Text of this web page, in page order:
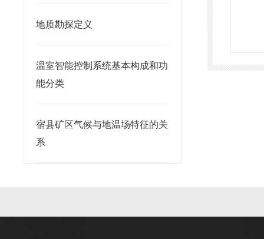
地质勘探定义
温室智能控制系统基本构成和功
能分类
宿县矿区气候与地温场特征的关
系